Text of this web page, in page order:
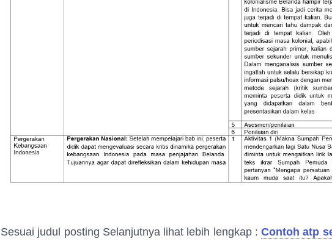
Sesuai judul posting Selanjutnya lihat lebih lengkap :Contoh atp